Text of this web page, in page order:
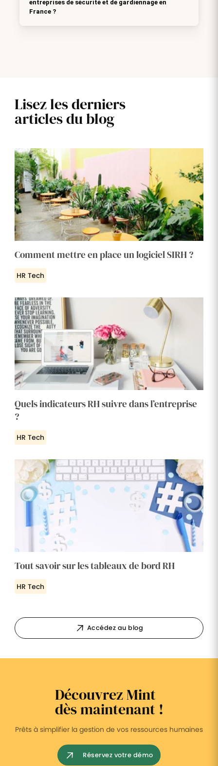
entreprises de sécurité et de gardiennage en
France ?
Lisez les derniers
articles du blog
Comment mettre en place un logiciel SIRH ?
HR Tech
Quels indicateurs RH suivre dans l’entreprise
?
HR Tech
Tout savoir sur les tableaux de bord RH
HR Tech
Accédez au blog
Découvrez Mint
dès maintenant !
Prêts à simplifier la gestion de vos ressources humaines
Réservez votre démo